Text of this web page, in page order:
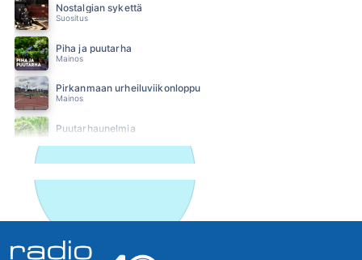
Nostalgian sykettä
Suositus
Piha ja puutarha
Mainos
Pirkanmaan urheiluviikonloppu
Mainos
Puutarhaunelmia
SUN Keskipäivä